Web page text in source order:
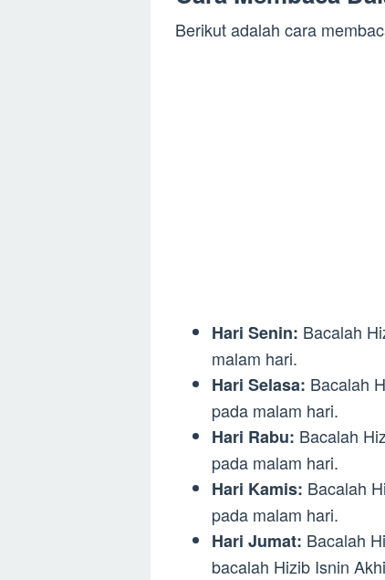
Berikut adalah cara
Hari Senin: Bacalah
malam hari.
Hari Selasa: Bacalah
pada malam hari.
Hari Rabu: Bacalah
pada malam hari.
Hari Kamis: Bacalah
pada malam hari.
Hari Jumat: Bacalah
bacalah Hizib Isnin